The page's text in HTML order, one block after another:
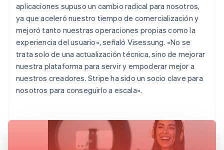
aplicaciones supuso un cambio radical para nosotros,
ya que aceleró nuestro tiempo de comercialización y
mejoró tanto nuestras operaciones propias como la
experiencia del usuario», señaló Visessung. «No se
trata solo de una actualización técnica, sino de mejorar
nuestra plataforma para servir y empoderar mejor a
nuestros creadores. Stripe ha sido un socio clave para
nosotros para conseguirlo a escala».